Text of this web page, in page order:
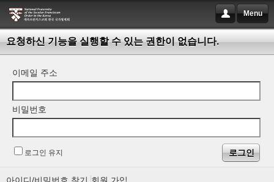
Menu
요청하신 기능을 실행할 수 있는 권한이 없습니다.
이메일 주소
비밀번호
로그인 유지